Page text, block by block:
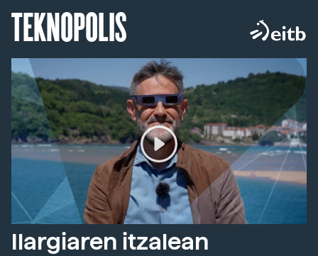
TEKNOPOLIS
Ilargiaren itzalean